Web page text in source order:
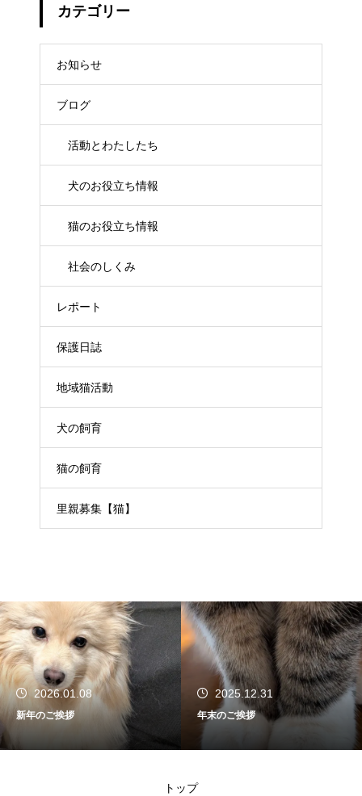
カテゴリー
お知らせ
ブログ
活動とわたしたち
犬のお役立ち情報
猫のお役立ち情報
社会のしくみ
レポート
保護日誌
地域猫活動
犬の飼育
猫の飼育
里親募集【猫】
2026.01.08
新年のご挨拶
2025.12.31
年末のご挨拶
トップ